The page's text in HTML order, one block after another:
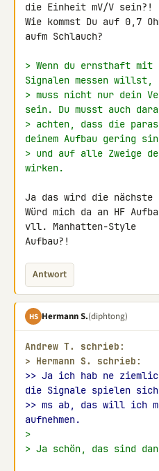
die Einheit mV/V sein?!
Wie kommst Du auf 0,7
aufm Schlauch?
> Wenn du ernsthaft mit
Signalen messen willst,
> muss nicht nur dein
sein. Du musst auch
> achten, dass die
deinem Aufbau gering
> und auf alle Zweige
wirken.
Ja das wird die nächste
Würd mich da an HF
vll. Manhatten-Style
Aufbau?!
Antwort
HS Hermann S.(diphtong)
Andrew T. schrieb:
> Hermann S. schrieb:
>> Ja ich hab ne
die Signale spielen sich
>> ms ab, das will ich
aufnehmen.
>
> Ja schön, das sind